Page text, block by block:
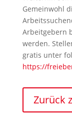
Gemeinwohl
Arbeitgebern
werden.
gratis unter
https://
Zurück